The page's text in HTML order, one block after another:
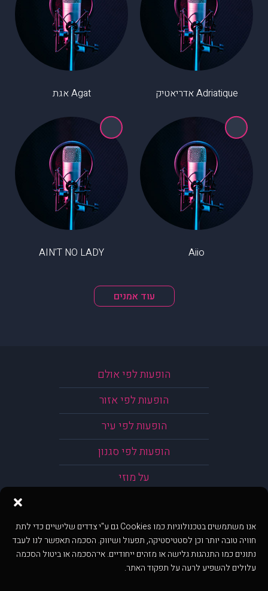
אנו משתמשים בטכנולוגיות כמו Cookies גם ע"י צדדים שלישיים כדי לתת
חוויה טובה יותר וכן לסטטיסטיקה, תפעול ושיווק. הסכמה תאפשר לנו לעבד
נתונים כמו התנהגות גלישה או מזהים ייחודיים. אי־הסכמה או ביטול הסכמה
עלולים להשפיע לרעה על תפקוד האתר.
Adriatique אדריאטיק Agat אגת
Aiio
AIN'T NO LADY
עוד אמנים
הופעות לפי אולם
הופעות לפי אזור
הופעות לפי עיר
הופעות לפי סגנון
על מוזי